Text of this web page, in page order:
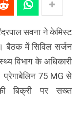
सवना ने केमिस्ट
में सिविल सर्जन
विभाग के अधिकारी
प्रेगाबेलिन 75 MG से
बिक्री पर सख्त